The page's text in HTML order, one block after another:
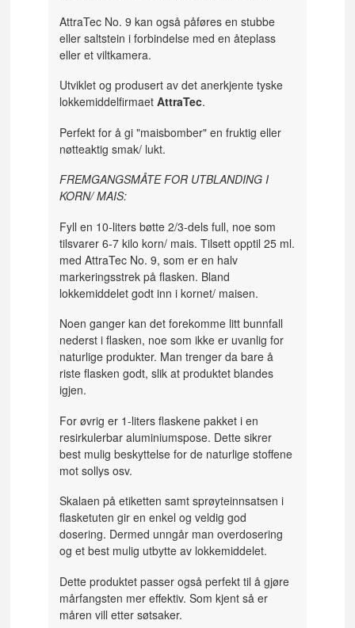
AttraTec No. 9 kan også påføres en stubbe
eller saltstein i forbindelse med en åteplass
eller et viltkamera.
Utviklet og produsert av det anerkjente tyske
lokkemiddelfirmaetAttraTec.
Perfekt for å gi "maisbomber" en fruktig eller
nøtteaktig smak/ lukt.
FREMGANGSMÅTE FOR UTBLANDING I
KORN/ MAIS:
Fyll en 10-liters bøtte 2/3-dels full, noe som
tilsvarer 6-7 kilo korn/ mais. Tilsett opptil 25 ml.
med AttraTec No. 9, som er en halv
markeringsstrek på flasken. Bland
lokkemiddelet godt inn i kornet/ maisen.
Noen ganger kan det forekomme litt bunnfall
nederst i flasken, noe som ikke er uvanlig for
naturlige produkter. Man trenger da bare å
riste flasken godt, slik at produktet blandes
igjen.
For øvrig er 1-liters flaskene pakket i en
resirkulerbar aluminiumspose. Dette sikrer
best mulig beskyttelse for de naturlige stoffene
mot sollys osv.
Skalaen på etiketten samt sprøyteinnsatsen i
flasketuten gir en enkel og veldig god
dosering. Dermed unngår man overdosering
og et best mulig utbytte av lokkemiddelet.
Dette produktet passer også perfekt til å gjøre
mårfangsten mer effektiv. Som kjent så er
måren vill etter søtsaker.